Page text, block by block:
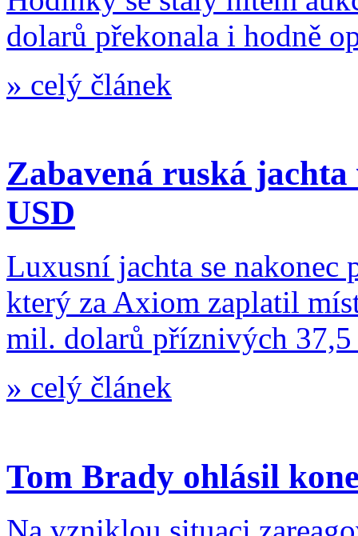
dolarů překonala i hodně
» celý článek
Zabavená ruská
USD
Luxusní jachta se nakonec
který za Axiom zaplatil
mil. dolarů příznivých
» celý článek
Tom Brady ohlásil